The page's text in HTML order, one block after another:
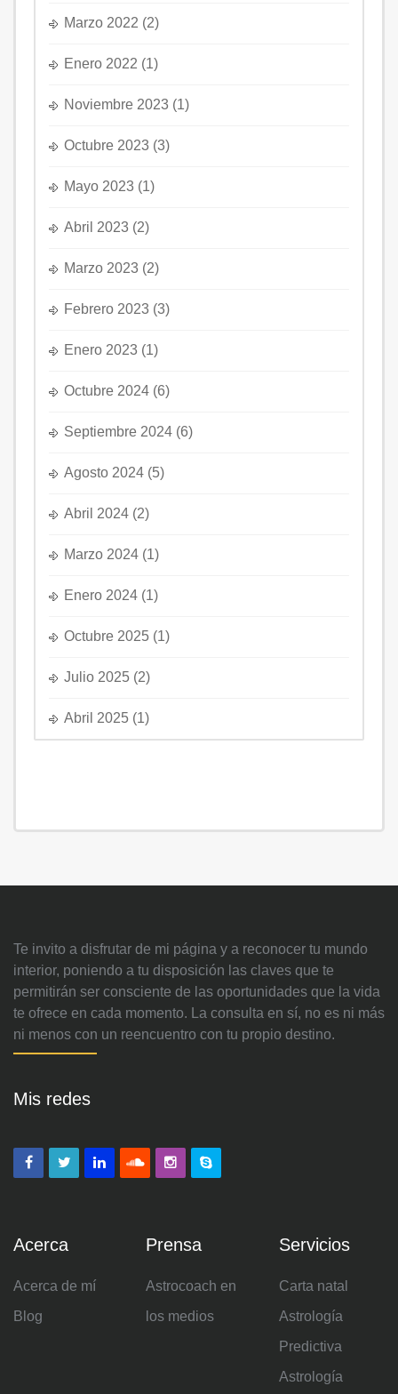
Marzo 2022 (2)
Enero 2022 (1)
Noviembre 2023 (1)
Octubre 2023 (3)
Mayo 2023 (1)
Abril 2023 (2)
Marzo 2023 (2)
Febrero 2023 (3)
Enero 2023 (1)
Octubre 2024 (6)
Septiembre 2024 (6)
Agosto 2024 (5)
Abril 2024 (2)
Marzo 2024 (1)
Enero 2024 (1)
Octubre 2025 (1)
Julio 2025 (2)
Abril 2025 (1)
Te invito a disfrutar de mi página y a reconocer tu mundo
interior, poniendo a tu disposición las claves que te
permitirán ser consciente de las oportunidades que la vida
te ofrece en cada momento. La consulta en sí, no es ni más
ni menos con un reencuentro con tu propio destino.
Mis redes
Acerca
Acerca de mí
Blog
Prensa
Astrocoach en
los medios
Servicios
Carta natal
Astrología
Predictiva
Astrología